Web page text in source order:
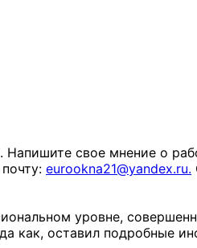
свое мнение о
eurookna21@yandex.ru.
уровне,
как, оставил подробные